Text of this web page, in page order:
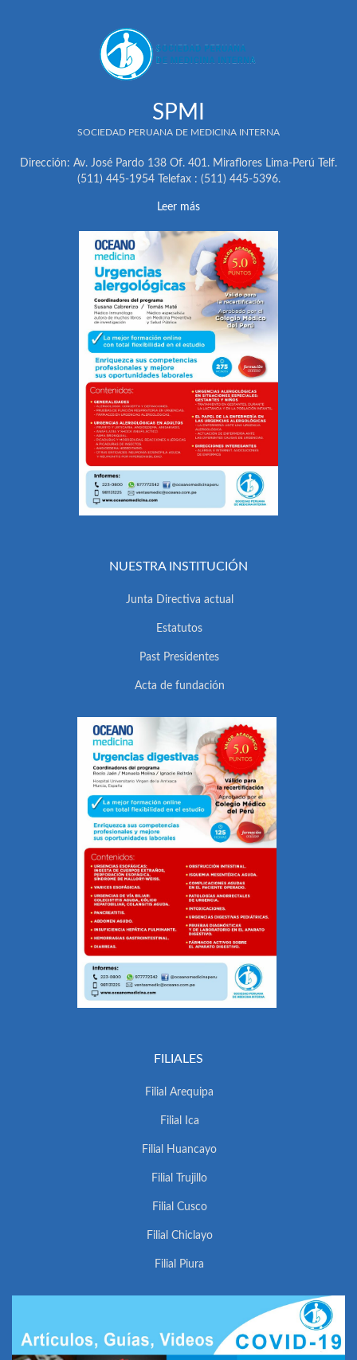
SPMI
SOCIEDAD PERUANA DE MEDICINA INTERNA
Dirección: Av. José Pardo 138 Of. 401. Miraflores Lima-Perú Telf.
(511) 445-1954 Telefax : (511) 445-5396.
Leer más
NUESTRA INSTITUCIÓN
Junta Directiva actual
Estatutos
Past Presidentes
Acta de fundación
FILIALES
Filial Arequipa
Filial Ica
Filial Huancayo
Filial Trujillo
Filial Cusco
Filial Chiclayo
Filial Piura